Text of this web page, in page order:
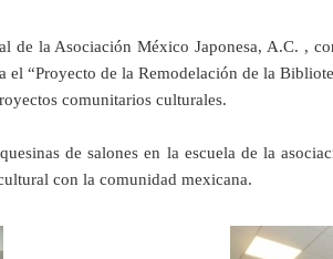
la Asociación México Japonesa, A.C. ,
“Proyecto de la Remodelación de la
comunitarios culturales.
de salones en la escuela de la
con la comunidad mexicana.